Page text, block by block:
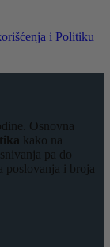
i Politiku
Osnovna
kako na
pa do
poslovanja i broja